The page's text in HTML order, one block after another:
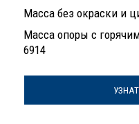
Масса без окраски и
Масса опоры с
6914